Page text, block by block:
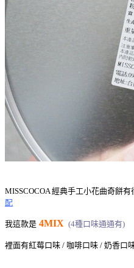
MISSCOCOA 經典手工小花曲奇餅有
配
我這款是 4MIX (4種口味通通有)
裡面有紅莓口味 / 咖啡口味 / 奶香口